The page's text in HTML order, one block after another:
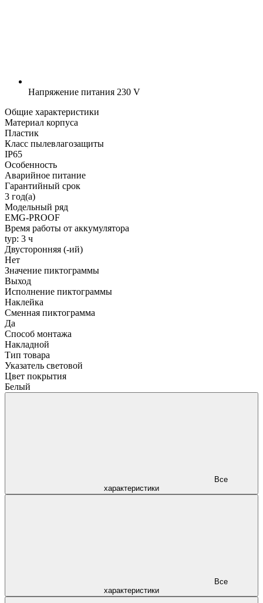
Напряжение питания 230 V
Общие характеристики
Материал корпуса
Пластик
Класс пылевлагозащиты
IP65
Особенность
Аварийное питание
Гарантийный срок
3 год(а)
Модельный ряд
EMG-PROOF
Время работы от аккумулятора
typ: 3 ч
Двусторонняя (-ий)
Нет
Значение пиктограммы
Выход
Исполнение пиктограммы
Наклейка
Сменная пиктограмма
Да
Способ монтажа
Накладной
Тип товара
Указатель световой
Цвет покрытия
Белый
характеристики
характеристики